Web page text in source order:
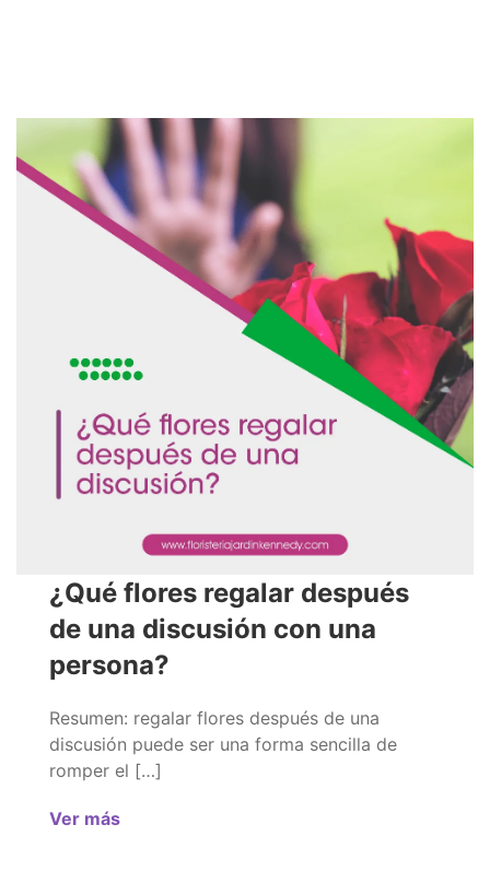
¿Qué flores regalar después
de una discusión con una
persona?
Resumen: regalar flores después de una
discusión puede ser una forma sencilla de
romper el […]
Ver más